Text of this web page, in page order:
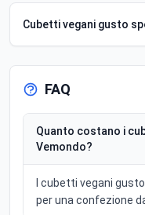
Cubetti vegani gusto
FAQ
Quanto costano i
Vemondo?
I cubetti vegani
per una confezione